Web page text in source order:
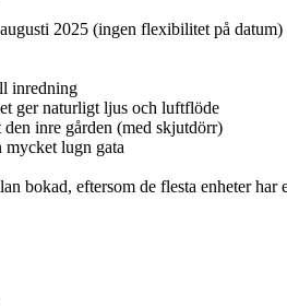
2025 (ingen flexibilitet på datum)
inredning
ger naturligt ljus och luftflöde
inre gården (med skjutdörr)
mycket lugn gata
bokad, eftersom de flesta enheter har